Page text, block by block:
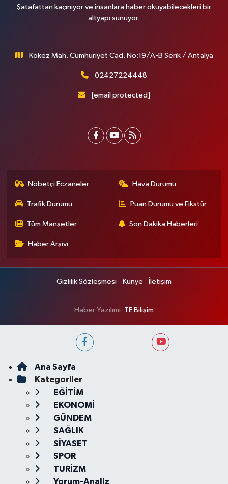
Şatafattan kaçınıyor ve insanlara haber okuyabilecekleri bir
altyapı sunuyor.
Kökez Mah. Cumhuriyet Cad. No:19/A-B Serik / Antalya
02427224448
[email protected]
Nöbetçi Eczaneler Hava Durumu
Trafik Durumu Puan Durumu ve Fikstür
Tüm Manşetler Son Dakika Haberleri
Haber Arşivi
Gizlilik Sözleşmesi Künye İletişim
Haber Yazılımı: TE Bilişim
Ana Sayfa
Kategoriler
EĞİTİM
EKONOMİ
GÜNDEM
SAĞLIK
SİYASET
SPOR
TURİZM
Yorum-Analiz